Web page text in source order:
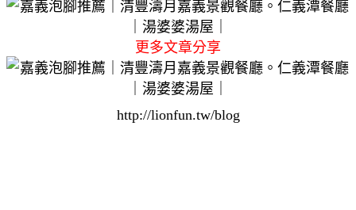
更多文章分享
http://lionfun.tw/blog